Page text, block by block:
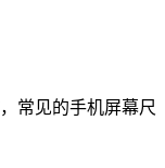
常见的手机屏幕尺